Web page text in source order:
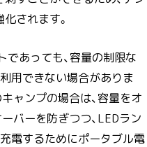
されます。
あっても、容量の制限な
用できない場合がありま
ャンプの場合は、容量をオ
バーを防ぎつつ、LEDラン
充電するためにポータブル電